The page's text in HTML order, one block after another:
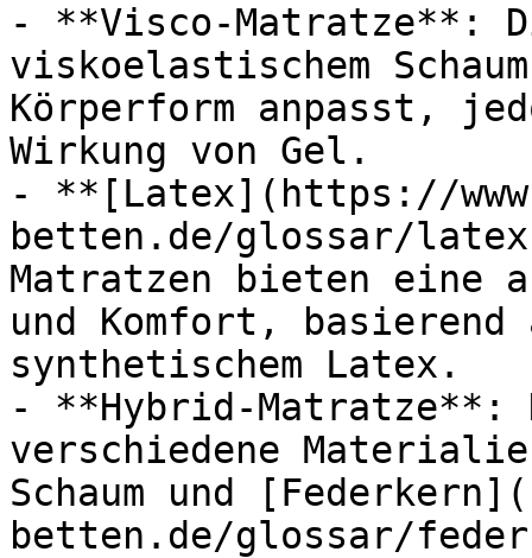
- **Visco-Matratze**:
viskoelastischem
Körperform anpasst,
Wirkung von Gel.
- **[Latex](https://
betten.de/glossar/
Matratzen bieten eine
und Komfort,
synthetischem Latex.
- **Hybrid-Matratze**:
verschiedene
Schaum und
betten.de/glossar/